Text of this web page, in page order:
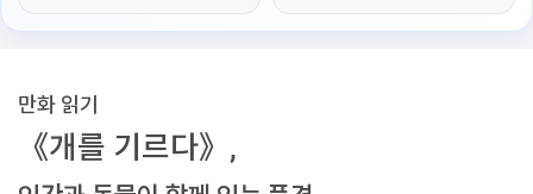
만화 읽기
《개를 기르다》,